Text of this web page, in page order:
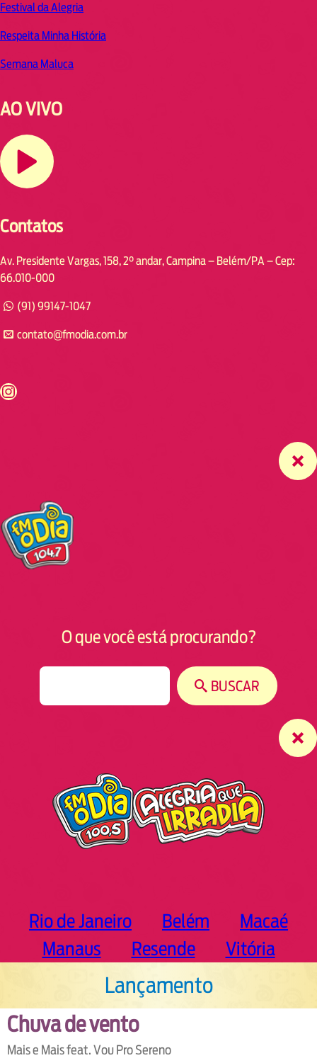
Festival da Alegria
Respeita Minha História
Semana Maluca
AO VIVO
Contatos
Av. Presidente Vargas, 158, 2° andar, Campina – Belém/PA – Cep:
66.010-000
(91) 99147-1047
contato@fmodia.com.br
https://www.instagram.com/fmodia.cabofrio/
O que você está procurando?
BUSCAR
Rio de Janeiro Belém
Macaé
Manaus
Resende Vitória
Lançamento
Chuva de vento
Mais e Mais feat. Vou Pro Sereno